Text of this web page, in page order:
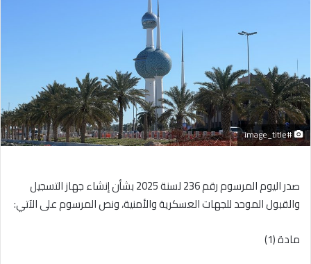
#image_title
صدر اليوم المرسوم رقم 236 لسنة 2025 بشأن إنشاء جهاز التسجيل
والقبول الموحد للجهات العسكرية والأمنية، ونص المرسوم على الآتي:
مادة (1)